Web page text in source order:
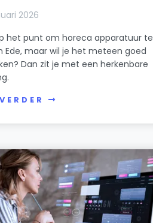
2026
het punt om horeca apparatuur te
Ede, maar wil je het meteen goed
Dan zit je met een herkenbare